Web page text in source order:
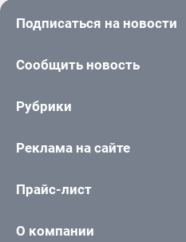
Подписаться на новости
Сообщить новость
Рубрики
Реклама на сайте
Прайс-лист
О компании